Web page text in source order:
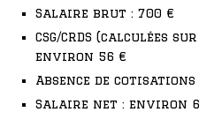
Salaire brut : 700 €
CSG/CRDS (calculées
environ 56 €
Absence de
Salaire net : environ